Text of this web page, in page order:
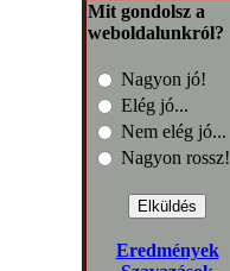
Mit gondolsz a
weboldalunkról?
Nagyon jó!
Elég jó...
Nem elég jó...
Nagyon rossz!
Eredmények